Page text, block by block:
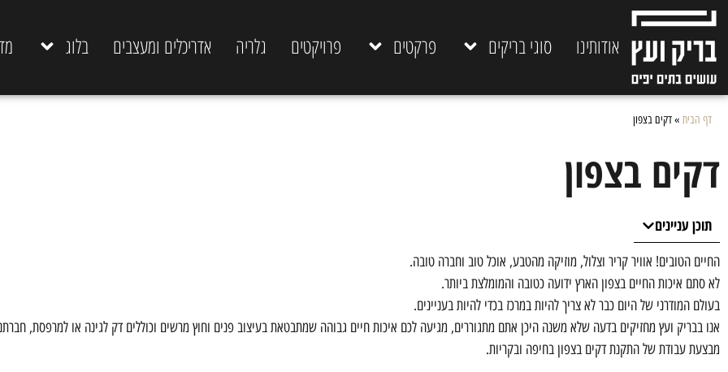
אודותינו סוגי בריקים פרקטים פרויקטים גלריה אדריכלים ומעצבים בלוג
דף הבית »דקים בצפון
דקים בצפון
תוכן עניינים
החיים הטובים! אוויר קריר וצלול, מוזיקה מהטבע, אוכל טוב וחברה טובה.
לא סתם איכות החיים בצפון הארץ ידועה כטובה והמומלצת ביותר.
בעולם המודרני של היום כבר לא צריך להיות במרכז בכדי להיות בעניינים.
אנו בבריק ועץ מחזיקים בדעה שלא משנה היכן אתם מתגוררים, מגיעה לכם איכות חיים גבוהה שמתבטאת בעיצוב פנים וחוץ מרשים וכוללים דק לגינה או למרפסת,
מבצעת עבודת של התקנת דקים בצפון בחיפה ובקריות.